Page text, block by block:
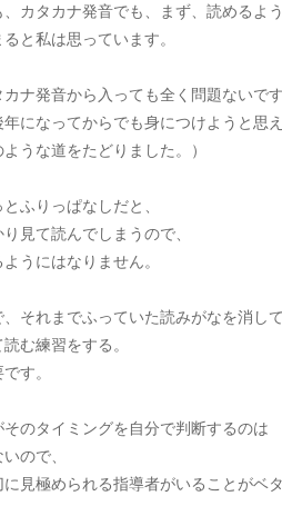
カタカナ発音でも、まず、読めるよ
と私は思っています。
ナ発音から入っても全く問題ないです
になってからでも身につけようと思
うな道をたどりました。）
ふりっぱなしだと、
見て読んでしまうので、
うにはなりません。
それまでふっていた読みがなを消して
む練習をする。
す。
のタイミングを自分で判断するのは
ので、
見極められる指導者がいることがベタ